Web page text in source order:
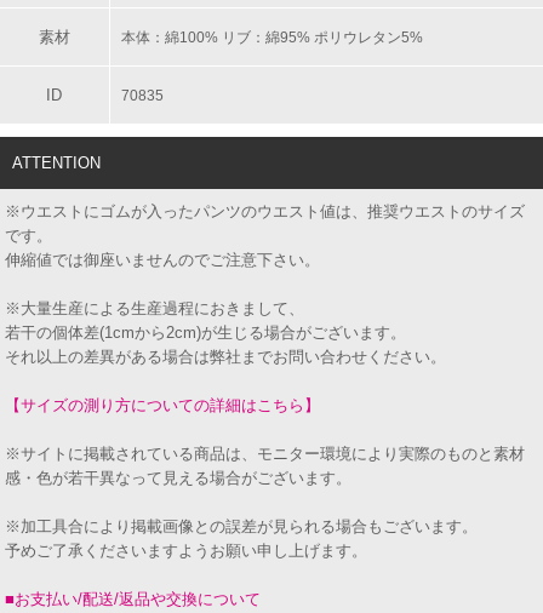
素材 本体：綿100% リブ：綿95% ポリウレタン5%
ID 70835
ATTENTION
※ウエストにゴムが入ったパンツのウエスト値は、推奨ウエストのサイズ
です。
伸縮値では御座いませんのでご注意下さい。
※大量生産による生産過程におきまして、
若干の個体差(1cmから2cm)が生じる場合がございます。
それ以上の差異がある場合は弊社までお問い合わせください。
【サイズの測り方についての詳細はこちら】
※サイトに掲載されている商品は、モニター環境により実際のものと素材
感・色が若干異なって見える場合がございます。
※加工具合により掲載画像との誤差が見られる場合もございます。
予めご了承くださいますようお願い申し上げます。
■お支払い/配送/返品や交換について